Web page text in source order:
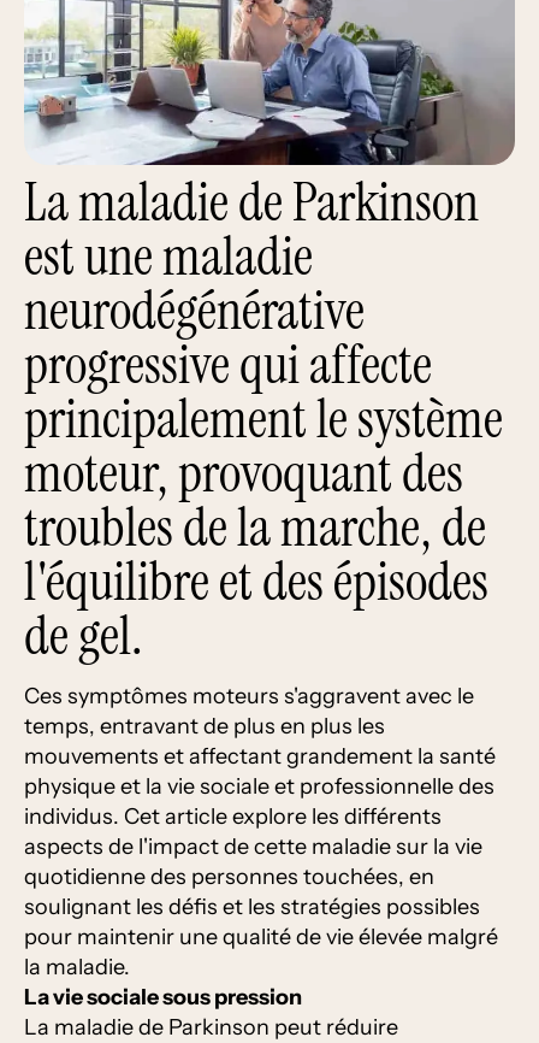
La maladie de Parkinson
est une maladie
neurodégénérative
progressive qui affecte
principalement le système
moteur, provoquant des
troubles de la marche, de
l'équilibre et des épisodes
de gel.
Ces symptômes moteurs s'aggravent avec le
temps, entravant de plus en plus les
mouvements et affectant grandement la santé
physique et la vie sociale et professionnelle des
individus. Cet article explore les différents
aspects de l'impact de cette maladie sur la vie
quotidienne des personnes touchées, en
soulignant les défis et les stratégies possibles
pour maintenir une qualité de vie élevée malgré
la maladie.
La vie sociale sous pression
La maladie de Parkinson peut réduire